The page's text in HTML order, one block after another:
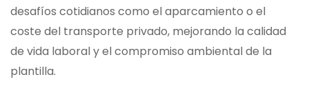
desafíos cotidianos como el aparcamiento o el
coste del transporte privado, mejorando la calidad
de vida laboral y el compromiso ambiental de la
plantilla.